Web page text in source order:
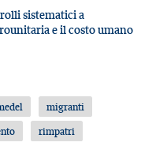
sistematici a
e il costo umano
migranti
rimpatri